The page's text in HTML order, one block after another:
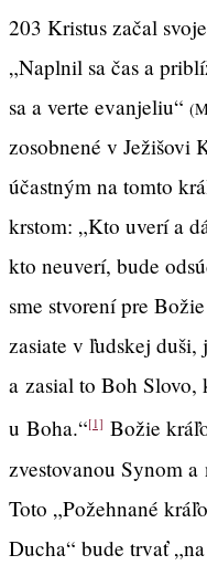
203 Kristus začal
„Naplnil sa čas a
sa a verte evanjeliu“
zosobnené v Ježišovi
účastným na tomto
krstom: „Kto uverí a
kto neuverí, bude
sme stvorení pre
zasiate v ľudskej
a zasial to Boh
u Boha.“[1] Božie
zvestovanou Synom
Toto „Požehnané
Ducha“ bude trvať